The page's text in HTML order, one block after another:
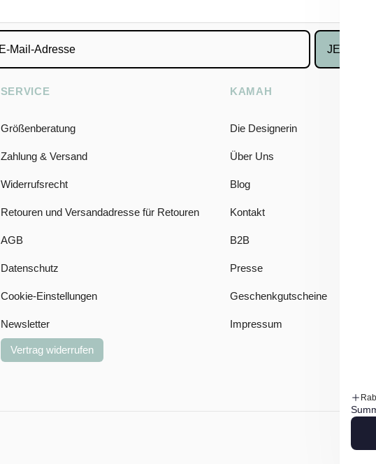
JETZT
SERVICE
Größenberatung
Zahlung & Versand
Widerrufsrecht
Retouren und Versandadresse für Retouren
AGB
Datenschutz
Cookie-Einstellungen
Newsletter
Vertrag widerrufen
KAMAH
Die Designerin
Über Uns
Blog
Kontakt
B2B
Presse
Geschenkgutscheine
Impressum